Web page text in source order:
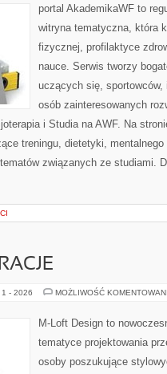
portal AkademikaWF to
witryna tematyczna, która
fizycznej, profilaktyce
nauce. Serwis tworzy
uczących się,
osób zainteresowanych
i Studia na AWF. Na
treningu, dietetyki,
związanych ze studiami.
1 - 2026 MOŻLIWOŚĆ
M-Loft Design to
tematyce projektowania
osoby poszukujące